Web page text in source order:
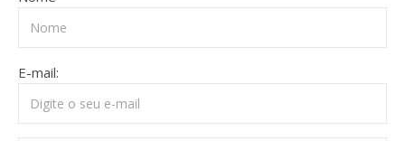
E-mail: